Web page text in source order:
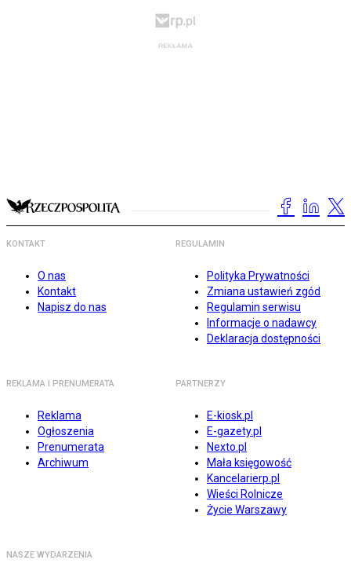
KONTAKT
O nas
Kontakt
Napisz do nas
REGULAMIN
Polityka Prywatności
Zmiana ustawień zgód
Regulamin serwisu
Informacje o nadawcy
Deklaracja dostępności
REKLAMA I PRENUMERATA
Reklama
Ogłoszenia
Prenumerata
Archiwum
PARTNERZY
E-kiosk.pl
E-gazety.pl
Nexto.pl
Mała księgowość
Kancelarierp.pl
Wieści Rolnicze
Życie Warszawy
NASZE WYDARZENIA